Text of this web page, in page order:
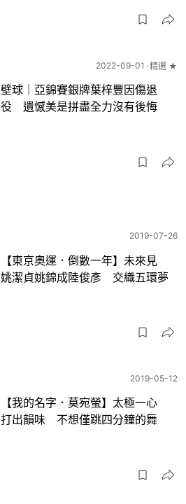
2022-09-01 精選 ★
壁球｜亞錦賽銀牌葉梓豐因傷退
役 遺憾美是拼盡全力沒有後悔
2019-07-26
【東京奧運．倒數一年】未來見
姚潔貞姚錦成陸俊彥 交織五環夢
2019-05-12
【我的名字．莫宛螢】太極一心
打出韻味 不想僅跳四分鐘的舞